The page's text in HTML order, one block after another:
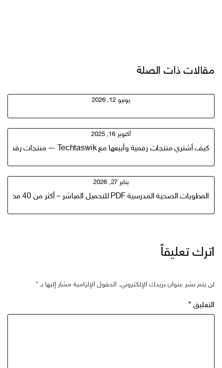
مقالات ذات الصلة
يونيو 12, 2026
أكتوبر 16, 2025
كيف أشتري منتجات رقمية وأبيعها مع Techtaswik — منتجات رقمية جاهزة ومجانية وأفكار مربحة لتحقيق 1000 ريال سعودي
يناير 27, 2026
المطويات الصحية المدرسية PDF للتحميل المباشر – أكثر من 40 مطوية جاهزة للطباعة
اترك تعليقاً
لن يتم نشر عنوان بريدك الإلكتروني. الحقول الإلزامية مشار إليها بـ*
التعليق *